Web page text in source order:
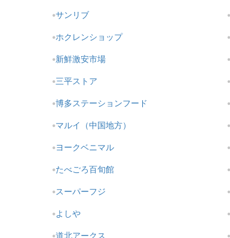
サンリブ
ホクレンショップ
新鮮激安市場
三平ストア
博多ステーションフード
マルイ（中国地方）
ヨークベニマル
たべごろ百旬館
スーパーフジ
よしや
道北アークス